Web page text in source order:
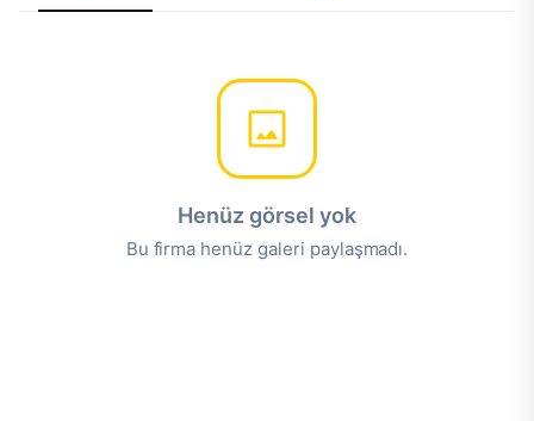
Henüz görsel yok
Bu firma henüz galeri paylaşmadı.